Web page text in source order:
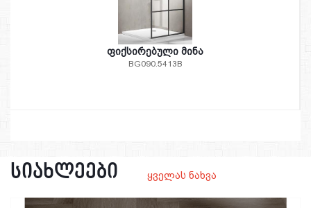
ფიქსირებული მინა
BG090.5413B
სიახლეები ყველას ნახვა